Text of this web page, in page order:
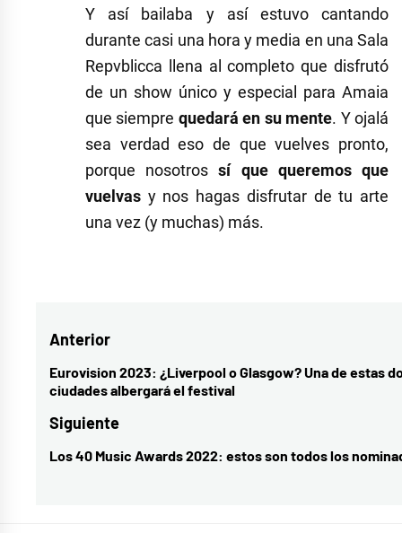
Y así bailaba y así estuvo cantando
durante casi una hora y media en una Sala
Repvblicca llena al completo que disfrutó
de un show único y especial para Amaia
que siempre quedará en su mente. Y ojalá
sea verdad eso de que vuelves pronto,
porque nosotrossí que queremos que
vuelvas y nos hagas disfrutar de tu arte
una vez (y muchas) más.
Romero
Así
Bailaba,
concierto
Navegación
de
Anterior
Entrada
anterior:
Eurovision 2023: ¿Liverpool o Glasgow? Una de estas
ciudades albergará el festival
Siguiente
Entrada
Los 40 Music Awards 2022: estos son todos los